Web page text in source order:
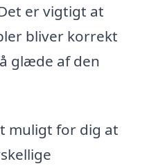
er vigtigt at
bliver korrekt
glæde af den
muligt for dig at